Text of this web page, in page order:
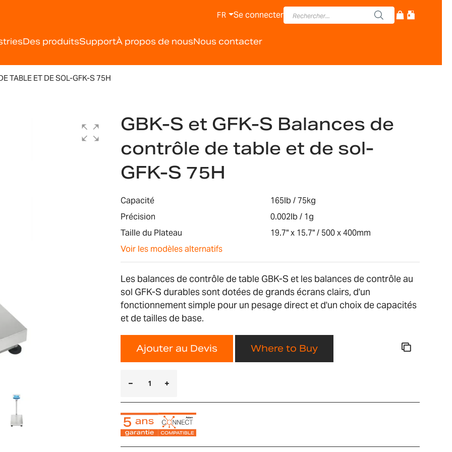
Des produitsSupportÀ propos de nousNous contacter
FR Se connecter
TABLE ET DE SOL-GFK-S 75H
GBK-S et GFK-S Balances de
contrôle de table et de sol-
GFK-S 75H
Capacité
165lb / 75kg
Précision
0.002lb / 1g
Taille du Plateau
19.7" x 15.7" / 500 x 400mm
Voir les modèles alternatifs
Les balances de contrôle de table GBK-S et les balances de contrôle au
sol GFK-S durables sont dotées de grands écrans clairs, d'un
fonctionnement simple pour un pesage direct et d'un choix de capacités
et de tailles de base.
Ajouter au Devis Where to Buy